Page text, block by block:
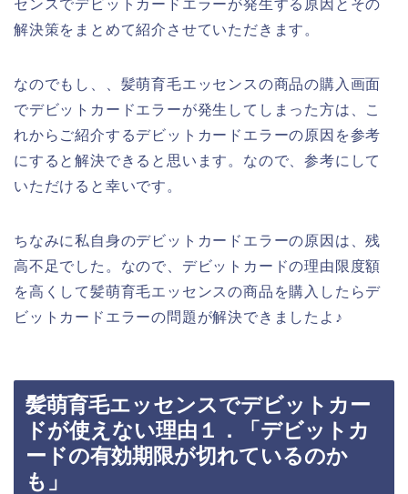
センスでデビットカードエラーが発生する原因とその
解決策をまとめて紹介させていただきます。
なのでもし、、髪萌育毛エッセンスの商品の購入画面
でデビットカードエラーが発生してしまった方は、こ
れからご紹介するデビットカードエラーの原因を参考
にすると解決できると思います。なので、参考にして
いただけると幸いです。
ちなみに私自身のデビットカードエラーの原因は、残
高不足でした。なので、デビットカードの理由限度額
を高くして髪萌育毛エッセンスの商品を購入したらデ
ビットカードエラーの問題が解決できましたよ♪
髪萌育毛エッセンスでデビットカー
ドが使えない理由１．「デビットカ
ードの有効期限が切れているのか
も」